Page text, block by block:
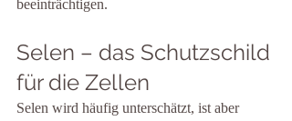
beeinträchtigen.
Selen – das Schutzschild
für die Zellen
Selen wird häufig unterschätzt, ist aber